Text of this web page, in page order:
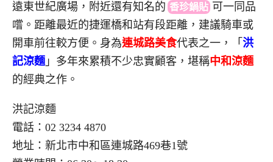
遠東世紀廣場，附近還有知名的 香珍鍋貼 可一同品
嚐。距離最近的捷運橋和站有段距離，建議騎車或
開車前往較方便。身為連城路美食代表之一，「 洪
記涼麵」多年來累積不少忠實顧客，堪稱中和涼麵
的經典之作。
洪記涼麵
電話：02 3234 4870
地址：新北市中和區連城路469巷1號